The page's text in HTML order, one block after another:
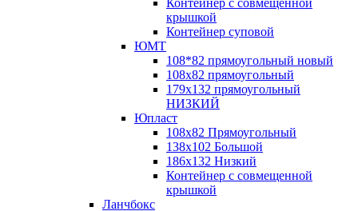
Контейнер с совмещенной
крышкой
Контейнер суповой
ЮМТ
108*82 прямоугольный новый
108х82 прямоугольный
179х132 прямоугольный
НИЗКИЙ
Юпласт
108х82 Прямоугольный
138х102 Большой
186х132 Низкий
Контейнер с совмещенной
крышкой
Ланчбокс